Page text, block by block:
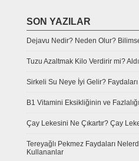
SON YAZILAR
Dejavu Nedir? Neden Olur?
Tuzu Azaltmak Kilo Verdirir mi?
Sirkeli Su Neye İyi Gelir?
B1 Vitamini Eksikliğinin ve
Çay Lekesini Ne Çıkartır? Çay
Tereyağlı Pekmez Faydaları
Kullananlar